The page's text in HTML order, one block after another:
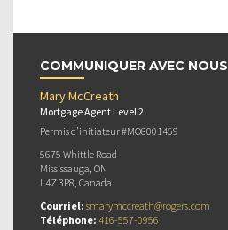
COMMUNIQUER AVEC NOUS
Mary McCreath
Mortgage Agent Level 2
Permis d’initiateur #MO8001459
5675 Whittle Road
Mississauga, ON
L4Z 3P8, Canada
Courriel: smarymccreath@rogers.com
Téléphone: 416-557-0956